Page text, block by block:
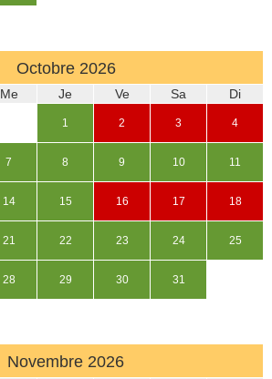
Octobre 2026
Me Je Ve Sa Di
1 2 3 4
7 8 9 10 11
14 15 16 17 18
21 22 23 24 25
28 29 30 31
Novembre 2026